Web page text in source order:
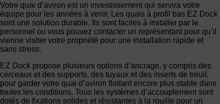
Votre quai d’aviron est un investissement qui servira votre
équipe pour les années à venir. Les quais à profil bas EZ Dock
sont une solution durable. Ils sont faciles à installer par le
personnel ou vous pouvez contacter un représentant pour qu’il
vienne visiter votre propriété pour une installation rapide et
sans stress.
EZ Dock propose plusieurs options d’ancrage, y compris des
cerceaux et des supports, des tuyaux et des inserts de treuil,
pour garder votre quai d’aviron flottant encore plus stable dans
toutes les conditions. Tous les systèmes d’accouplement sont
dotés de fixations solides et résistantes à la rouille pour un